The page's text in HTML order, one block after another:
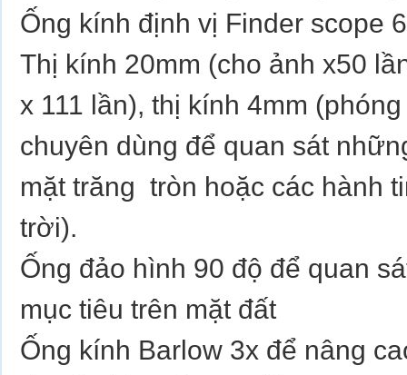
Ống kính định vị Finder scope
Thị kính 20mm (cho ảnh x50
x 111 lần), thị kính 4mm
chuyên dùng để quan sát
mặt trăng tròn hoặc các hành
trời).
Ống đảo hình 90 độ để quan
mục tiêu trên mặt đất
Ống kính Barlow 3x để nâng